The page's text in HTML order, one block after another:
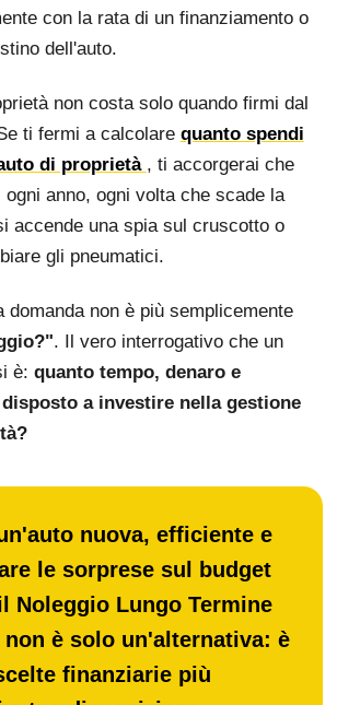
con la rata di un finanziamento o
dell'auto.
non costa solo quando firmi dal
ti fermi a calcolare quanto spendi
di proprietà , ti accorgerai che
anno, ogni volta che scade la
accende una spia sul cruscotto o
gli pneumatici.
domanda non è più semplicemente
. Il vero interrogativo che un
è: quanto tempo, denaro e
a investire nella gestione
nuova, efficiente e
le sorprese sul budget
Noleggio Lungo Termine
è solo un'alternativa: è
finanziarie più